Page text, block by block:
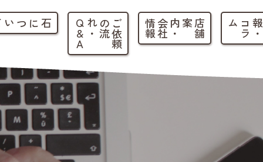
石について ご
依
頼
の
流
れ
・
Q
&
A 店
舗
案内
・
会
社
情
報